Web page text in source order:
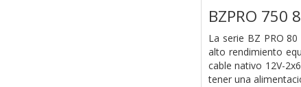
BZPRO 750
La serie BZ PRO
alto rendimiento
cable nativo 12V-
tener una